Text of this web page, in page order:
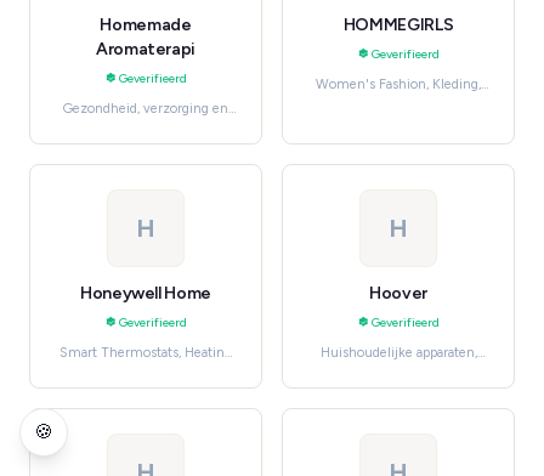
Homemade
Aromaterapi
Geverifieerd
Gezondheid, verzorging en
HOMMEGIRLS
Geverifieerd
Women's Fashion, Kleding,
H
Honeywell Home
Geverifieerd
Smart Thermostats, Heating
H
Hoover
Geverifieerd
Huishoudelijke apparaten,
🍪